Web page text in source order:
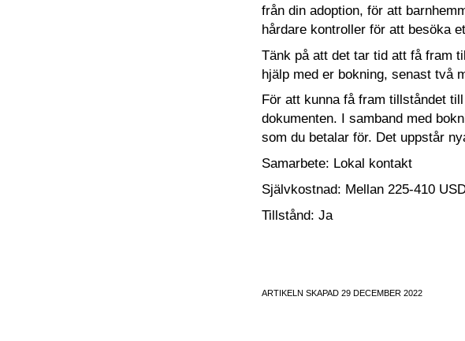
från din adoption, för att
hårdare kontroller för att besöka
Tänk på att det tar tid att få fram
hjälp med er bokning, senast två
För att kunna få fram tillståndet
dokumenten. I samband med
som du betalar för. Det uppstår
Samarbete: Lokal kontakt
Självkostnad: Mellan 225-410
Tillstånd: Ja
ARTIKELN SKAPAD 29 DECEMBER 2022